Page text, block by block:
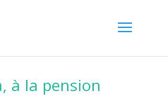
à la pension